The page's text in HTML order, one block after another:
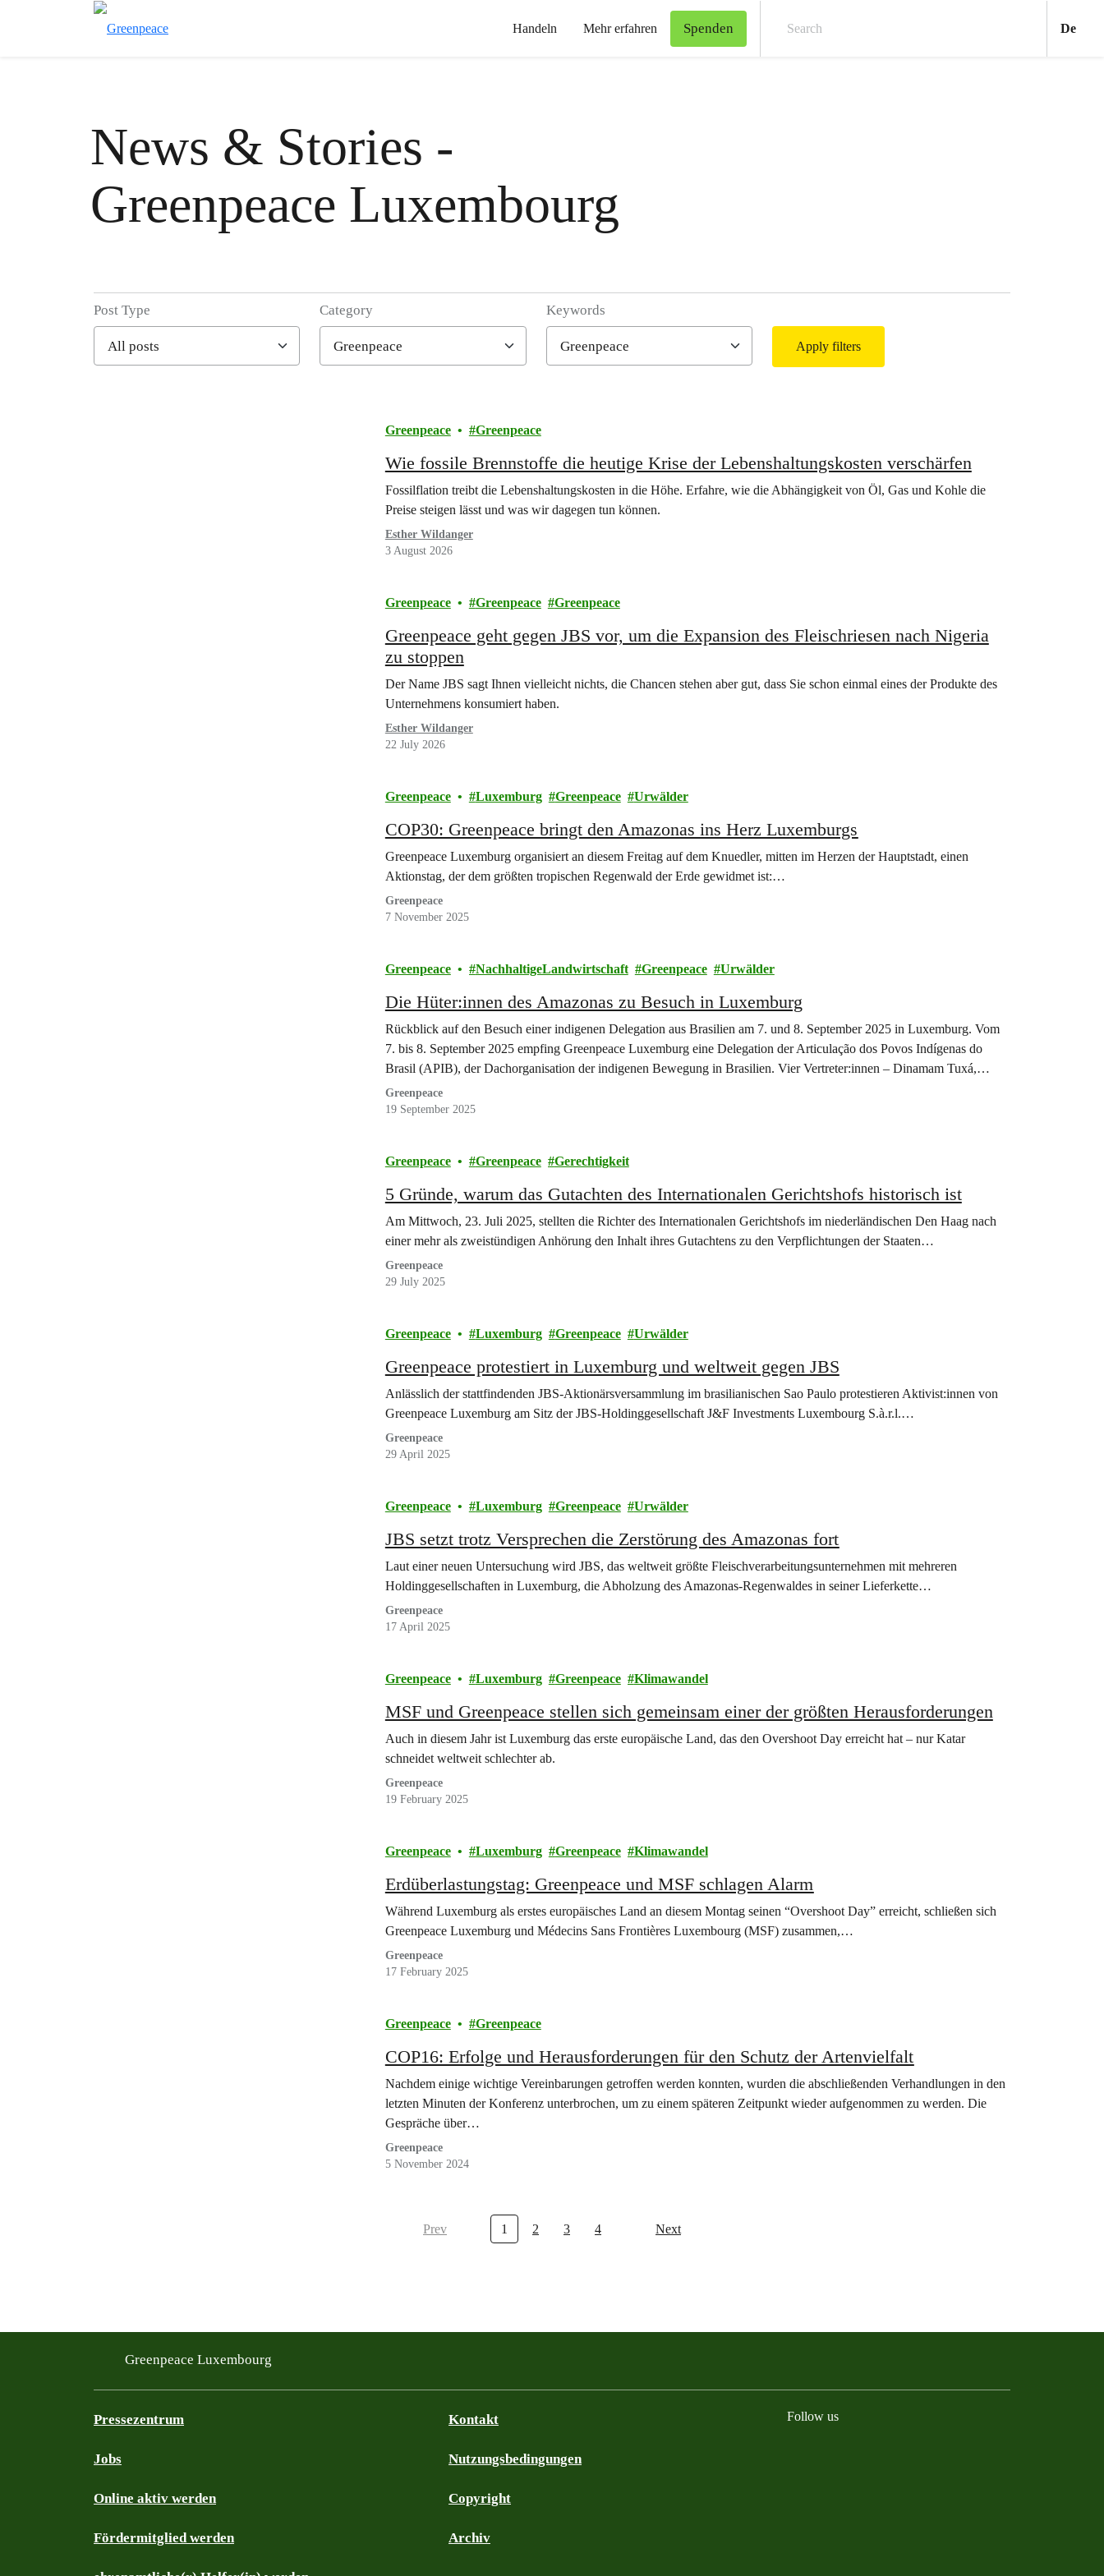
Handeln Mehr erfahren Spenden De
News & Stories -
Greenpeace Luxembourg
Filter posts
Post Type Category Keywords
Apply filters
Greenpeace Greenpeace
Wie fossile Brennstoffe die heutige Krise der Lebenshaltungskosten verschärfen
Fossilflation treibt die Lebenshaltungskosten in die Höhe. Erfahre, wie die Abhängigkeit von Öl, Gas und Kohle die
Preise steigen lässt und was wir dagegen tun können.
Esther Wildanger
3 August 2026
Greenpeace Greenpeace Greenpeace
Greenpeace geht gegen JBS vor, um die Expansion des Fleischriesen nach Nigeria
zu stoppen
Der Name JBS sagt Ihnen vielleicht nichts, die Chancen stehen aber gut, dass Sie schon einmal eines der Produkte des
Unternehmens konsumiert haben.
Esther Wildanger
22 July 2026
Greenpeace Luxemburg Greenpeace Urwälder
COP30: Greenpeace bringt den Amazonas ins Herz Luxemburgs
Greenpeace Luxemburg organisiert an diesem Freitag auf dem Knuedler, mitten im Herzen der Hauptstadt, einen
Aktionstag, der dem größten tropischen Regenwald der Erde gewidmet ist:…
Greenpeace
7 November 2025
Greenpeace NachhaltigeLandwirtschaft Greenpeace Urwälder
Die Hüter:innen des Amazonas zu Besuch in Luxemburg
Rückblick auf den Besuch einer indigenen Delegation aus Brasilien am 7. und 8. September 2025 in Luxemburg. Vom
7. bis 8. September 2025 empfing Greenpeace Luxemburg eine Delegation der Articulação dos Povos Indígenas do
Brasil (APIB), der Dachorganisation der indigenen Bewegung in Brasilien. Vier Vertreter:innen – Dinamam Tuxá,
Luana Kaingang, Otacir Pereira Figueiredo und Fabiano…
Greenpeace
19 September 2025
Greenpeace Greenpeace Gerechtigkeit
5 Gründe, warum das Gutachten des Internationalen Gerichtshofs historisch ist
Am Mittwoch, 23. Juli 2025, stellten die Richter des Internationalen Gerichtshofs im niederländischen Den Haag nach
einer mehr als zweistündigen Anhörung den Inhalt ihres Gutachtens zu den Verpflichtungen der Staaten…
Greenpeace
29 July 2025
Greenpeace Luxemburg Greenpeace Urwälder
Greenpeace protestiert in Luxemburg und weltweit gegen JBS
Anlässlich der stattfindenden JBS-Aktionärsversammlung im brasilianischen Sao Paulo protestieren Aktivist:innen von
Greenpeace Luxemburg am Sitz der JBS-Holdinggesellschaft J&F Investments Luxembourg S.à.r.l.…
Greenpeace
29 April 2025
Greenpeace Luxemburg Greenpeace Urwälder
JBS setzt trotz Versprechen die Zerstörung des Amazonas fort
Laut einer neuen Untersuchung wird JBS, das weltweit größte Fleischverarbeitungsunternehmen mit mehreren
Holdinggesellschaften in Luxemburg, die Abholzung des Amazonas-Regenwaldes in seiner Lieferkette…
Greenpeace
17 April 2025
Greenpeace Luxemburg Greenpeace Klimawandel
MSF und Greenpeace stellen sich gemeinsam einer der größten Herausforderungen
Auch in diesem Jahr ist Luxemburg das erste europäische Land, das den Overshoot Day erreicht hat – nur Katar
schneidet weltweit schlechter ab.
Greenpeace
19 February 2025
Greenpeace Luxemburg Greenpeace Klimawandel
Erdüberlastungstag: Greenpeace und MSF schlagen Alarm
Während Luxemburg als erstes europäisches Land an diesem Montag seinen “Overshoot Day” erreicht, schließen sich
Greenpeace Luxemburg und Médecins Sans Frontières Luxembourg (MSF) zusammen,…
Greenpeace
17 February 2025
Greenpeace Greenpeace
COP16: Erfolge und Herausforderungen für den Schutz der Artenvielfalt
Nachdem einige wichtige Vereinbarungen getroffen werden konnten, wurden die abschließenden Verhandlungen in den
letzten Minuten der Konferenz unterbrochen, um zu einem späteren Zeitpunkt wieder aufgenommen zu werden. Die
Gespräche über…
Greenpeace
5 November 2024
Prev 1 2 3 4 Next
Greenpeace Luxembourg
Follow us
Pressezentrum
Jobs
Online aktiv werden
Fördermitglied werden
Kontakt
Nutzungsbedingungen
Copyright
Archiv